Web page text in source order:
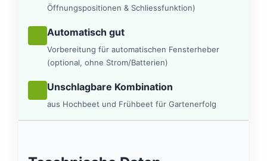
Öffnungspositionen & Schliessfunktion)
Automatisch gut
Vorbereitung für automatischen Fensterheber
(optional, ohne Strom/Batterien)
Unschlagbare Kombination
aus Hochbeet und Frühbeet für Gartenerfolg